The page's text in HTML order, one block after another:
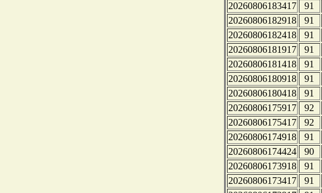
20260806183417
91
20260806182918
91
20260806182418
91
20260806181917
91
20260806181418
91
20260806180918
91
20260806180418
91
20260806175917
92
20260806175417
92
20260806174918
91
20260806174424
90
20260806173918
91
20260806173417
91